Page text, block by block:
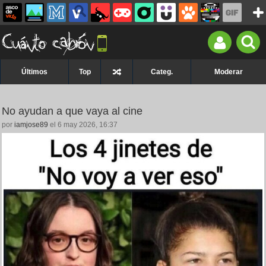
Últimos Top Categ. Moderar
No ayudan a que vaya al cine
por iamjose89 el 6 may 2026, 16:37